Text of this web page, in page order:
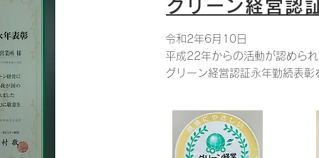
グリーン経営認
令和2年6月10日
平成22年からの活動が認められ
グリーン経営認証永年勤続表彰